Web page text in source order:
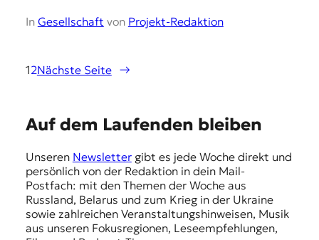
In Gesellschaft von Projekt-Redaktion
12Nächste Seite →
Auf dem Laufenden bleiben
Unseren Newslettergibt es jede Woche direkt und
persönlich von der Redaktion in dein Mail-
Postfach: mit den Themen der Woche aus
Russland, Belarus und zum Krieg in der Ukraine
sowie zahlreichen Veranstaltungshinweisen, Musik
aus unseren Fokusregionen, Leseempfehlungen,